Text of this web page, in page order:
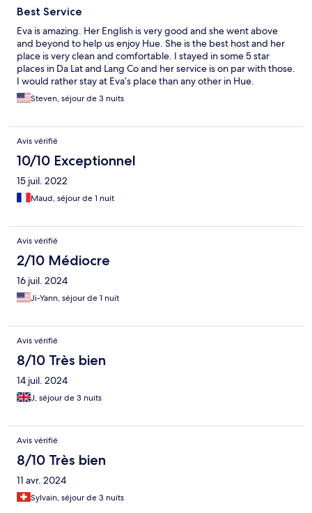
Best Service
Eva is amazing. Her English is very good and she went above
and beyond to help us enjoy Hue. She is the best host and her
place is very clean and comfortable. I stayed in some 5 star
places in Da Lat and Lang Co and her service is on par with those.
I would rather stay at Eva’s place than any other in Hue.
Steven, séjour de 3 nuits
Avis vérifié
10/10 Exceptionnel
15 juil. 2022
Maud, séjour de 1 nuit
Avis vérifié
2/10 Médiocre
16 juil. 2024
Ji-Yann, séjour de 1 nuit
Avis vérifié
8/10 Très bien
14 juil. 2024
J, séjour de 3 nuits
Avis vérifié
8/10 Très bien
11 avr. 2024
Sylvain, séjour de 3 nuits